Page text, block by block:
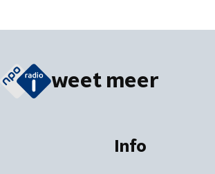
weet meer
Info